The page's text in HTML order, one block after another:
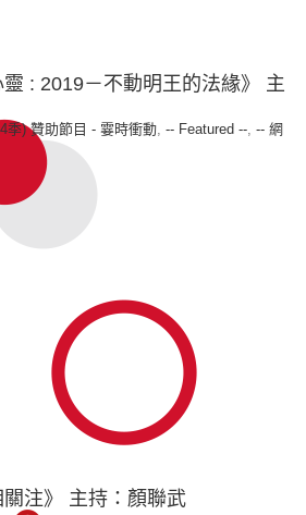
靈 : 2019－不動明王的法緣》 主
季) 贊助節目 - 霎時衝動, -- Featured --, -- 網
關注》 主持：顏聯武